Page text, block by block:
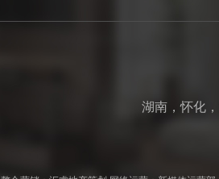
湖南，怀化